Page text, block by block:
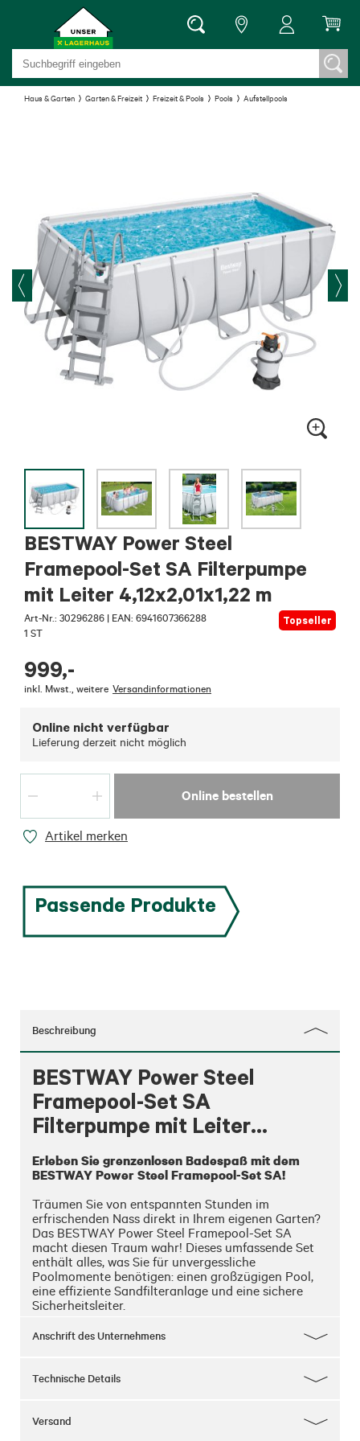
Haus & Garten Garten & Freizeit Freizeit & Pools Pools Aufstellpools
BESTWAY Power Steel
Framepool-Set SA Filterpumpe
mit Leiter 4,12x2,01x1,22 m
Art-Nr.: 30296286 | EAN: 6941607366288
1 ST
Topseller
999,-
inkl. Mwst. weitere Versandinformationen
Online nicht verfügbar
Lieferung derzeit nicht möglich
Online bestellen
Artikel merken
Passende Produkte
Beschreibung
BESTWAY Power Steel
Framepool-Set SA
Filterpumpe mit Leiter
4,12x2,01x1,22 m
Erleben Sie grenzenlosen Badespaß mit dem
BESTWAY Power Steel Framepool-Set SA!
Träumen Sie von entspannten Stunden im
erfrischenden Nass direkt in Ihrem eigenen Garten?
Das BESTWAY Power Steel Framepool-Set SA
macht diesen Traum wahr! Dieses umfassende Set
enthält alles, was Sie für unvergessliche
Poolmomente benötigen: einen großzügigen Pool,
eine effiziente Sandfilteranlage und eine sichere
Sicherheitsleiter.
Mit einem beeindruckenden Fassungsvermögen von
haben. Der gartenschlauchkompatible Bodenablauf
weniger Zeit mit der Pflege verbringen können.
Anschrift des Unternehmens
Technische Details
Versand